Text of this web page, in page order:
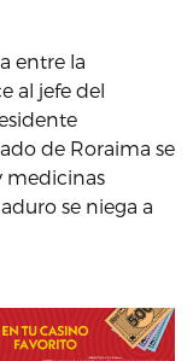
entre la
al jefe del
de Roraima se
medicinas
se niega a